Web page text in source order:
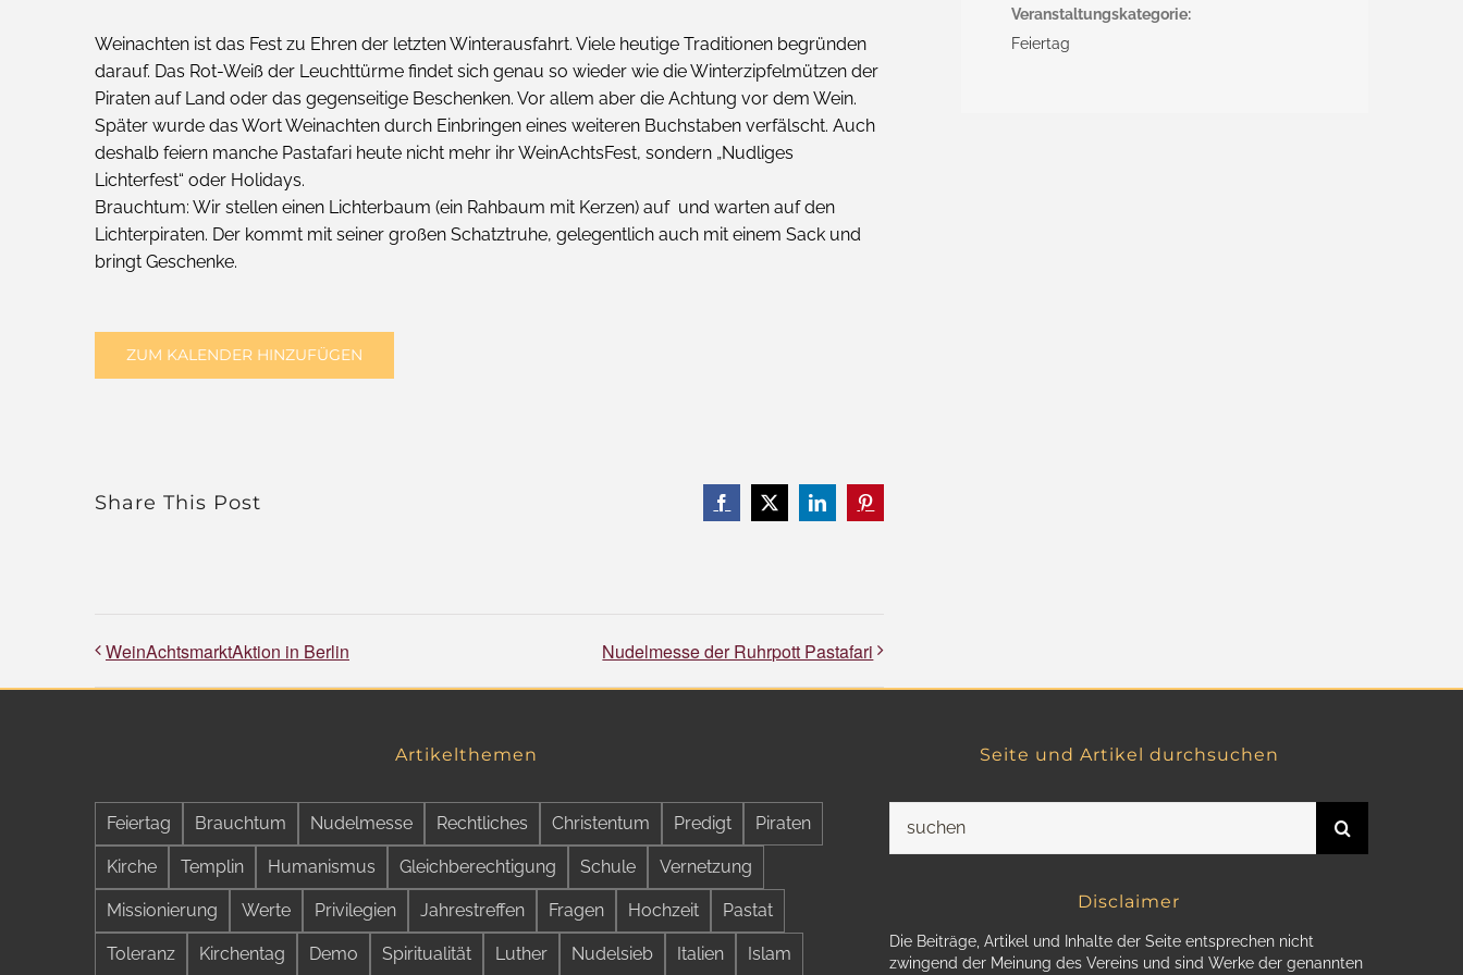
Weinachten ist das Fest zu Ehren der letzten Winterausfahrt. Viele heutige Traditionen begründen
darauf. Das Rot-Weiß der Leuchttürme findet sich genau so wieder wie die Winterzipfelmützen der
Piraten auf Land oder das gegenseitige Beschenken. Vor allem aber die Achtung vor dem Wein.
Später wurde das Wort Weinachten durch Einbringen eines weiteren Buchstaben verfälscht. Auch
deshalb feiern manche Pastafari heute nicht mehr ihr WeinAchtsFest, sondern „Nudliges
Lichterfest“ oder Holidays.
Brauchtum: Wir stellen einen Lichterbaum (ein Rahbaum mit Kerzen) auf und warten auf den
Lichterpiraten. Der kommt mit seiner großen Schatztruhe, gelegentlich auch mit einem Sack und
bringt Geschenke.
ZUM KALENDER HINZUFÜGEN
Share This Post Facebook
X LinkedInPinterest
WeinAchtsmarktAktion in Berlin Nudelmesse der Ruhrpott Pastafari
Veranstaltungskategorie:
Feiertag
Artikelthemen
Feiertag Brauchtum Nudelmesse Rechtliches Christentum Predigt Piraten
Kirche Templin Humanismus Gleichberechtigung Schule Vernetzung
Missionierung Werte Privilegien Jahrestreffen Fragen Hochzeit Pastat
Toleranz Kirchentag Demo Spiritualität Luther Nudelsieb Italien Islam
Seite und Artikel durchsuchen
Disclaimer
Die Beiträge, Artikel und Inhalte der Seite entsprechen nicht
zwingend der Meinung des Vereins und sind Werke der genannten